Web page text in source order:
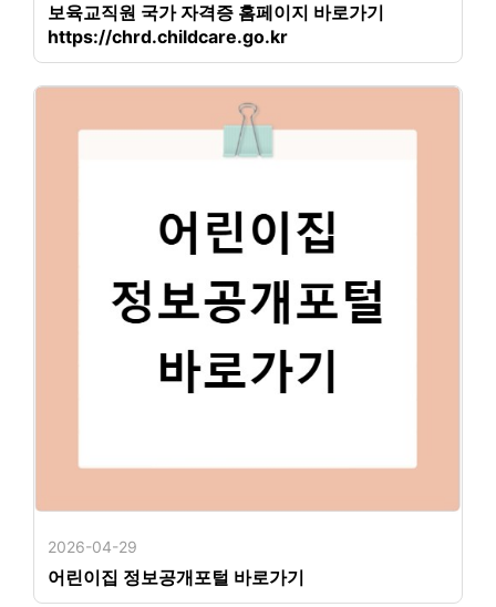
보육교직원 국가 자격증 홈페이지 바로가기
https://chrd.childcare.go.kr
2026-04-29
어린이집 정보공개포털 바로가기